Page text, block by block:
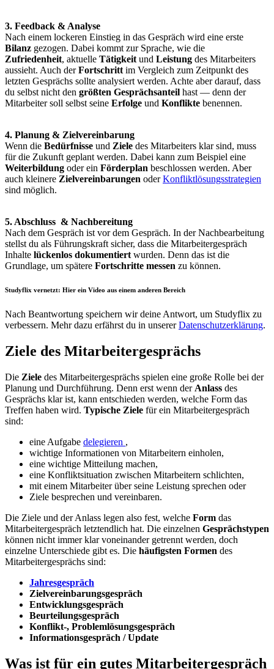
3. Feedback & Analyse
Nach einem lockeren Einstieg in das Gespräch wird eine erste
Bilanz gezogen. Dabei kommt zur Sprache, wie die
Zufriedenheit, aktuelle Tätigkeit und Leistung des Mitarbeiters
aussieht. Auch derFortschritt im Vergleich zum Zeitpunkt des
letzten Gesprächs sollte analysiert werden. Achte aber darauf, dass
du selbst nicht den größten Gesprächsanteil hast — denn der
Mitarbeiter soll selbst seine Erfolge und Konflikte benennen.
4. Planung & Zielvereinbarung
Wenn die Bedürfnisse und Ziele des Mitarbeiters klar sind, muss
für die Zukunft geplant werden. Dabei kann zum Beispiel eine
Weiterbildung oder ein Förderplan beschlossen werden. Aber
auch kleinere Zielvereinbarungen oderKonfliktlösungsstrategien
sind möglich.
5. Abschluss & Nachbereitung
Nach dem Gespräch ist vor dem Gespräch. In der Nachbearbeitung
stellst du als Führungskraft sicher, dass die Mitarbeitergespräch
Inhalte lückenlos dokumentiert wurden. Denn das ist die
Grundlage, um spätere Fortschritte messen zu können.
Studyflix vernetzt: Hier ein Video aus einem anderen Bereich
Nach Beantwortung speichern wir deine Antwort, um Studyflix zu
verbessern. Mehr dazu erfährst du in unsererDatenschutzerklärung.
Ziele des Mitarbeitergesprächs
Die Ziele des Mitarbeitergesprächs spielen eine große Rolle bei der
Planung und Durchführung. Denn erst wenn der Anlass des
Gesprächs klar ist, kann entschieden werden, welche Form das
Treffen haben wird. Typische Ziele für ein Mitarbeitergespräch
sind:
eine Aufgabe delegieren ,
wichtige Informationen von Mitarbeitern einholen,
eine wichtige Mitteilung machen,
eine Konfliktsituation zwischen Mitarbeitern schlichten,
mit einem Mitarbeiter über seine Leistung sprechen oder
Ziele besprechen und vereinbaren.
Die Ziele und der Anlass legen also fest, welche Form das
Mitarbeitergespräch letztendlich hat. Die einzelnen Gesprächstypen
können nicht immer klar voneinander getrennt werden, doch
einzelne Unterschiede gibt es. Die häufigsten Formen des
Mitarbeitergesprächs sind:
Jahresgespräch
Zielvereinbarungsgespräch
Entwicklungsgespräch
Beurteilungsgespräch
Konflikt-, Problemlösungsgespräch
Informationsgespräch / Update
Was ist für ein gutes Mitarbeitergespräch